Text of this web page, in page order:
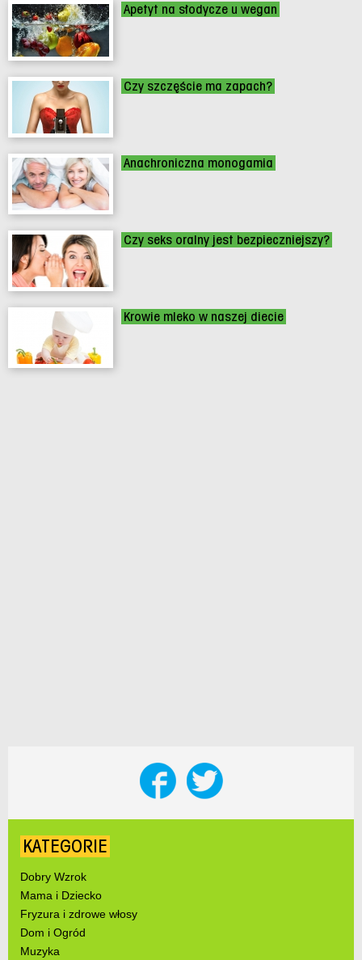
Apetyt na słodycze u wegan
Czy szczęście ma zapach?
Anachroniczna monogamia
Czy seks oralny jest bezpieczniejszy?
Krowie mleko w naszej diecie
KATEGORIE
Dobry Wzrok
Mama i Dziecko
Fryzura i zdrowe włosy
Dom i Ogród
Muzyka